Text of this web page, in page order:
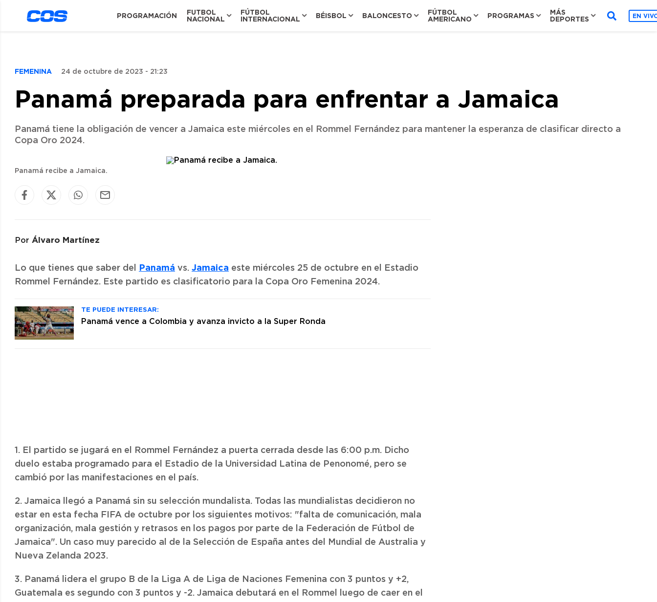
PROGRAMACIÓN
FUTBOL
NACIONAL
FÚTBOL
INTERNACIONAL
BÉISBOL BALONCESTO
FÚTBOL
AMERICANO
PROGRAMAS
MÁS
DEPORTES
EN
FEMENINA 24 de octubre de 2023 - 21:23
Panamá preparada para enfrentar a Jamaica
Panamá tiene la obligación de vencer a Jamaica este miércoles en el Rommel Fernández para mantener la esperanza de clasificar directo a
Copa Oro 2024.
Panamá recibe a Jamaica.
Por Álvaro Martínez
Lo que tienes que saber del Panamá vs. Jamaica este miércoles 25 de octubre en el Estadio
Rommel Fernández. Este partido es clasificatorio para la Copa Oro Femenina 2024.
TE PUEDE INTERESAR:
Panamá vence a Colombia y avanza invicto a la Super Ronda
1. El partido se jugará en el Rommel Fernández a puerta cerrada desde las 6:00 p.m. Dicho
duelo estaba programado para el Estadio de la Universidad Latina de Penonomé, pero se
cambió por las manifestaciones en el país.
2. Jamaica llegó a Panamá sin su selección mundalista. Todas las mundialistas decidieron no
estar en esta fecha FIFA de octubre por los siguientes motivos: "falta de comunicación, mala
organización, mala gestión y retrasos en los pagos por parte de la Federación de Fútbol de
Jamaica". Un caso muy parecido al de la Selección de España antes del Mundial de Australia y
Nueva Zelanda 2023.
3. Panamá lidera el grupo B de la Liga A de Liga de Naciones Femenina con 3 puntos y +2,
Guatemala es segundo con 3 puntos y -2. Jamaica debutará en el Rommel luego de caer en el